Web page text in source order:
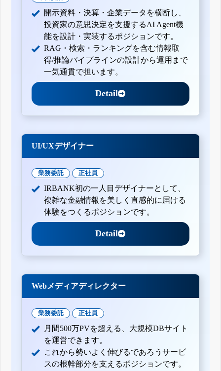
開示資料・決算・企業データを横断し、
投資家の意思決定を支援するAI Agent機
能を設計・実装するポジションです。
RAG・検索・ランキングを含む情報取
得/推論パイプラインの設計から運用まで
一気通貫で担います。
Detail
UI/UXデザイナー
業務委託 正社員
IRBANK初の一人目デザイナーとして、
複雑な金融情報を美しく直感的に届ける
体験をつくるポジションです。
Detail
Webメディアディレクター
業務委託 正社員
月間500万PVを超える、大規模DBサイト
を運営できます。
これから勢いよく伸びるであろうサービ
スの根幹部分を支えるポジションです。